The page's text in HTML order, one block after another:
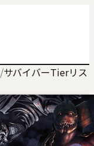
/サバイバーTierリス